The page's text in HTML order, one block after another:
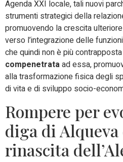
Agenda XXI locale, tali nuovi
strumenti strategici della
promuovendo la crescita
verso l’integrazione delle
che quindi non è più
compenetrataad essa,
alla trasformazione fisica degli
di vita e di sviluppo socio-
Rompere per
diga di Alqueva
rinascita